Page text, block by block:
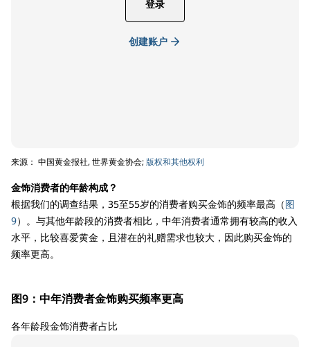
登录
创建账户
来源： 中国黄金报社, 世界黄金协会;版权和其他权利
金饰消费者的年龄构成？
根据我们的调查结果，35至55岁的消费者购买金饰的频率最高（图
9）。与其他年龄段的消费者相比，中年消费者通常拥有较高的收入
水平，比较喜爱黄金，且潜在的礼赠需求也较大，因此购买金饰的
频率更高。
图9：中年消费者金饰购买频率更高
各年龄段金饰消费者占比